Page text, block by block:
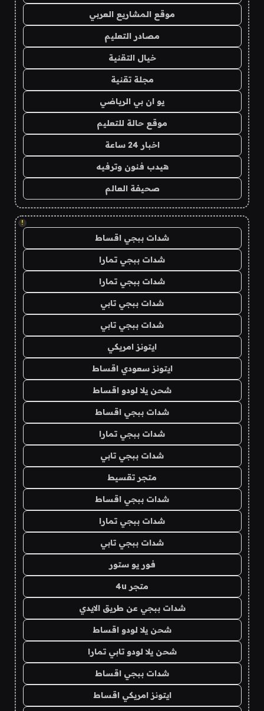
موقع المشاريع العربي
مصادر التعليم
خيال التقنية
مجلة تقنية
يو ان بي الرياضي
موقع حالة للتعليم
اخبار 24 ساعة
هيدب فنون وترفيه
صحيفة العالم
!
شدات ببجي اقساط
شدات ببجي تمارا
شدات ببجي تمارا
شدات ببجي تابي
شدات ببجي تابي
ايتونز امريكي
ايتونز سعودي اقساط
شحن يلا لودو اقساط
شدات ببجي اقساط
شدات ببجي تمارا
شدات ببجي تابي
متجر تقسيط
شدات ببجي اقساط
شدات ببجي تمارا
شدات ببجي تابي
فور يو ستور
متجر 4u
شدات ببجي عن طريق الايدي
شحن يلا لودو اقساط
شحن يلا لودو تابي تمارا
شدات ببجي اقساط
ايتونز امريكي اقساط